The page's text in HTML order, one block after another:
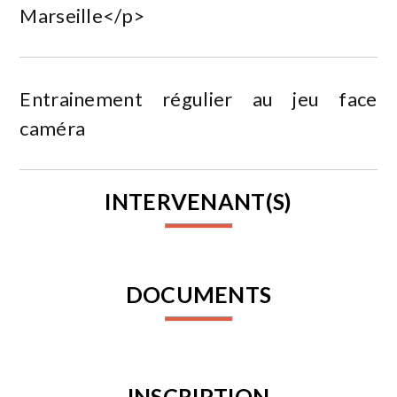
Marseille</p>
Entrainement régulier au jeu face
caméra
INTERVENANT(S)
DOCUMENTS